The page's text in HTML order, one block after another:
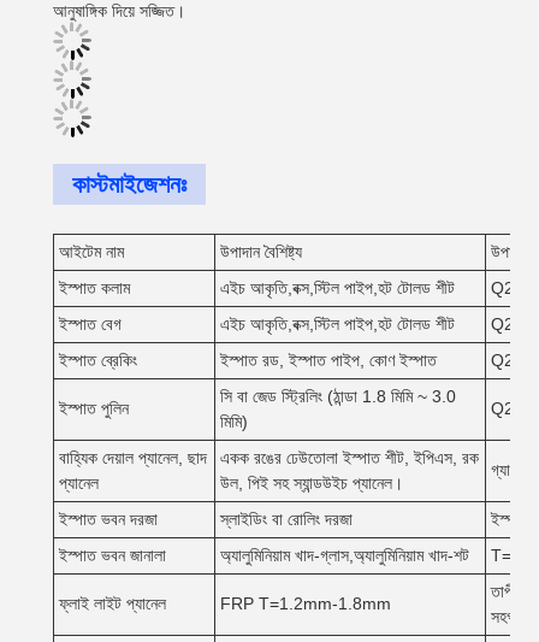
আনুষাঙ্গিক দিয়ে সজ্জিত।
কাস্টমাইজেশনঃ
আইটেম নাম উপাদান বৈশিষ্ট্য
উপাদান
ইস্পাত কলাম
এইচ আকৃতি,বক্স,স্টিল পাইপ,হট টোলড শীট
ইস্পাত বেগ
এইচ আকৃতি,বক্স,স্টিল পাইপ,হট টোলড শীট
ইস্পাত ব্রেকিং
ইস্পাত রড, ইস্পাত পাইপ, কোণ ইস্পাত
ইস্পাত পুলিন
সি বা জেড স্ট্রিলিং (ঠান্ডা 1.8 মিমি ~ 3.0
মিমি)
বাহ্যিক দেয়াল প্যানেল, ছাদ
প্যানেল
একক রঙের ঢেউতোলা ইস্পাত শীট, ইপিএস, রক
উল, পিই সহ স্যান্ডউইচ প্যানেল।
ইস্পাত ভবন দরজা স্লাইডিং বা রোলিং দরজা
ইস্পাত
ইস্পাত ভবন জানালা
অ্যালুমিনিয়াম খাদ-গ্লাস,অ্যালুমিনিয়াম খাদ-শট T=1.0-
ফ্লাই লাইট প্যানেল FRP T=1.2mm-1.8mm
তাপীয়